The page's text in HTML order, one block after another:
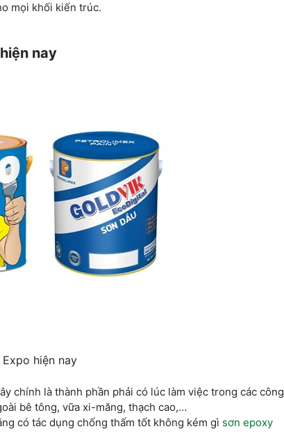
mọi khối kiến trúc.
nay
hiện nay
chính là thành phần phải có lúc làm việc trong các công
bê tông, vữa xi-măng, thạch cao,…
có tác dụng chống thấm tốt không kém gì sơn epoxy